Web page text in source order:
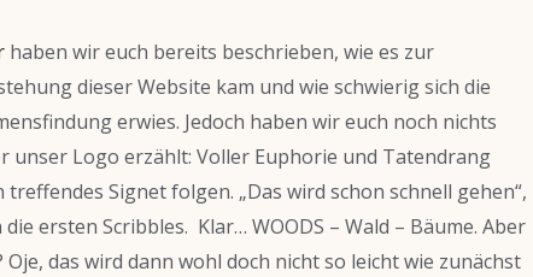
haben wir euch bereits beschrieben, wie es zur
dieser Website kam und wie schwierig sich die
erwies. Jedoch haben wir euch noch nichts
unser Logo erzählt: Voller Euphorie und Tatendrang
Signet folgen. „Das wird schon schnell gehen“,
ersten Scribbles. Klar… WOODS – Wald – Bäume. Aber
Oje, das wird dann wohl doch nicht so leicht wie zunächst